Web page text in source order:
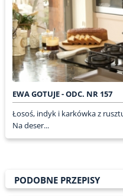
EWA GOTUJE - ODC. NR 157
Łosoś, indyk i karkówka z
Na deser...
PODOBNE PRZEPISY